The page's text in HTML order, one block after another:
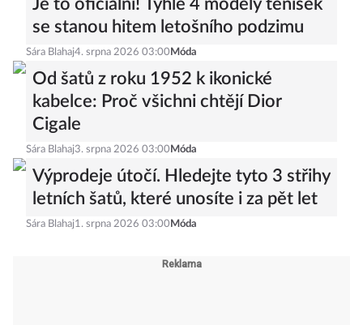
Je to oficiální! Tyhle 4 modely tenisek
se stanou hitem letošního podzimu
Sára Blahaj4. srpna 2026 03:00 Móda
Od šatů z roku 1952 k ikonické
kabelce: Proč všichni chtějí Dior
Cigale
Sára Blahaj3. srpna 2026 03:00 Móda
Výprodeje útočí. Hledejte tyto 3 střihy
letních šatů, které unosíte i za pět let
Sára Blahaj1. srpna 2026 03:00 Móda